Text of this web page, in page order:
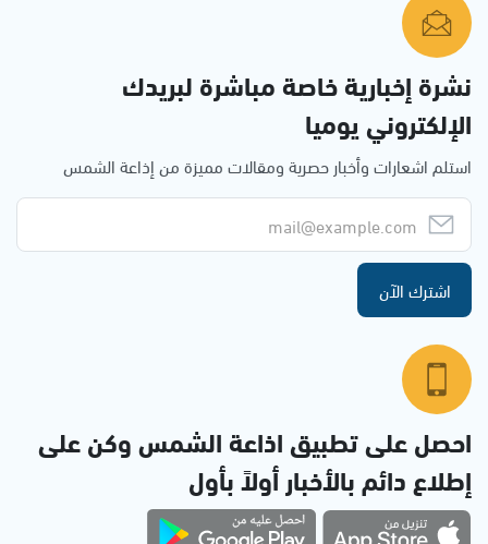
نشرة إخبارية خاصة مباشرة لبريدك
الإلكتروني يوميا
استلم اشعارات وأخبار حصرية ومقالات مميزة من إذاعة الشمس
اشترك الآن
احصل على تطبيق اذاعة الشمس وكن على
إطلاع دائم بالأخبار أولاً بأول